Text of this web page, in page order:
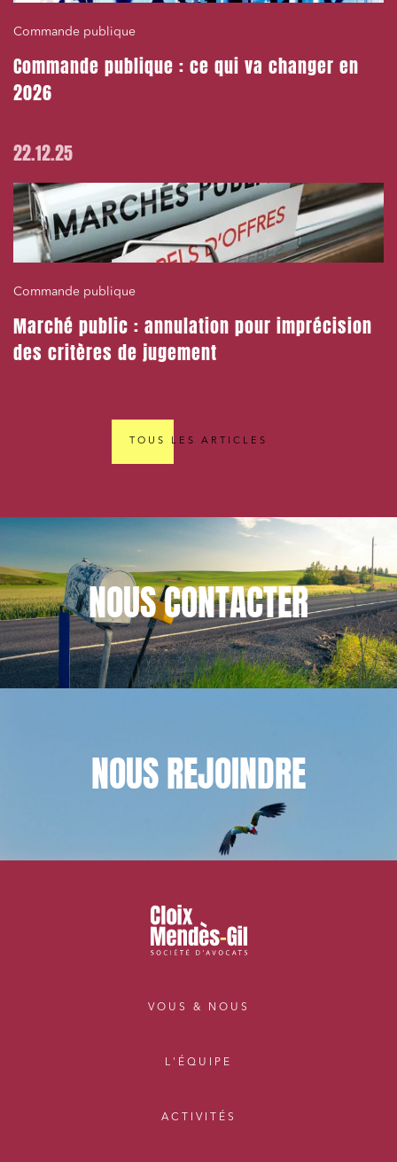
Commande publique
Commande publique : ce qui va changer en
2026
22.12.25
Commande publique
Marché public : annulation pour imprécision
des critères de jugement
TOUS LES ARTICLES
NOUSCONTACTER
NOUSREJOINDRE
VOUS & NOUS
L'ÉQUIPE
ACTIVITÉS